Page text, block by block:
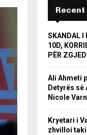
Recent
SKANDAL I
10D,
PËR
Ali Ahmeti
Detyrës së
Nicole
Kryetari i
zhvilloi